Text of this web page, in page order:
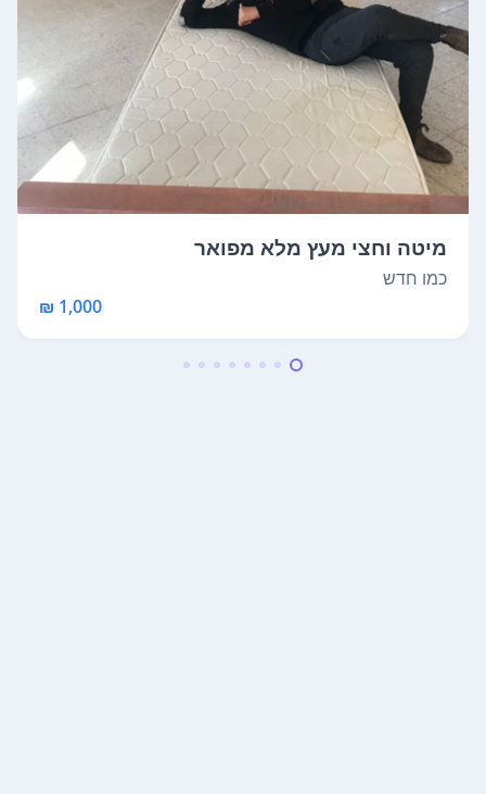
מיטה וחצי מעץ מלא מפואר
כמו חדש
1,000 ₪